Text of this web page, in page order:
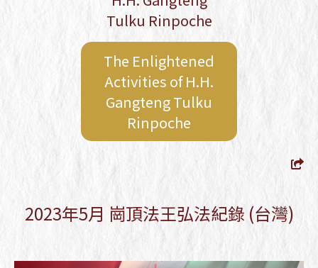
Empowerment of Kurukullā, the
Lotus Ḍākinī, and Tsok Offering
Kyabje Gangteng Tulku Rinpoche -
2026 Taiwan Dharma Activities
Schedule
Tulku Rinpoche
The Enlightened
Activities of H.H.
Gangteng Tulku
Rinpoche
2023年5月 崗頂法王弘法紀錄 (台灣)